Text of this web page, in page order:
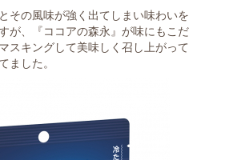
その風味が強く出てしまい味わいを
が、『ココアの森永』が味にもこだ
スキングして美味しく召し上がって
ました。